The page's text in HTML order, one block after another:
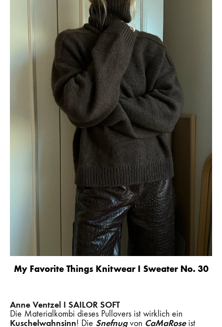
My Favorite Things Knitwear I Sweater No. 30
Anne Ventzel I SAILOR SOFT
Die Materialkombi dieses Pullovers ist wirklich ein
Kuschelwahnsinn! Die Snefnugvon CaMaRoseist